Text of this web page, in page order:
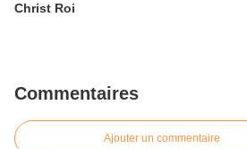
Christ Roi
Commentaires
Ajouter un commentaire